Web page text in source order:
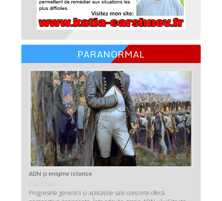
PARANORMAL
ADN şi enigme istorice
01/07/2025
Progresele geneticii şi aplicaţiile sale concrete oferă